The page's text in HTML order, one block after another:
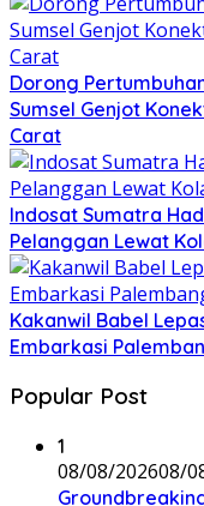
Dorong
Sumsel Genjot
Carat
Indosat Sumatra
Pelanggan Lewat
Kakanwil Babel
Embarkasi
Popular Post
1
08/08/202608/